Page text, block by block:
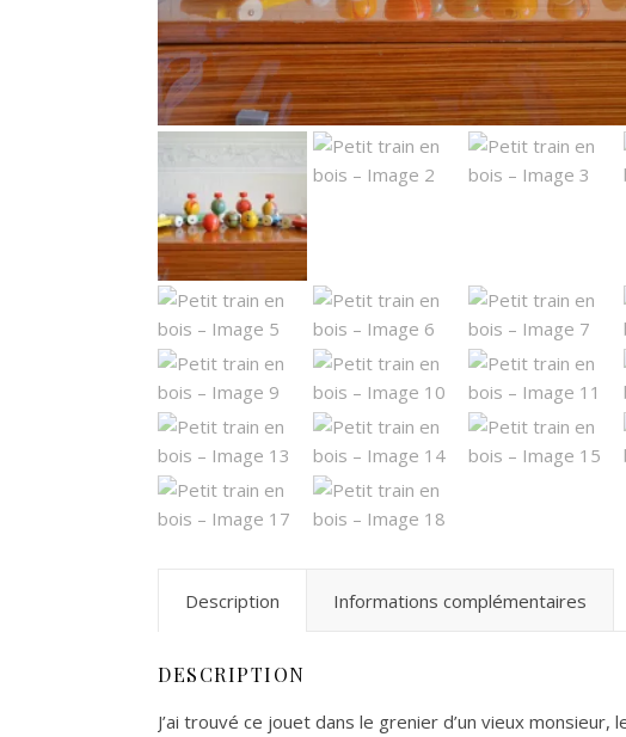
Description Informations complémentaires
DESCRIPTION
J’ai trouvé ce jouet dans le grenier d’un vieux